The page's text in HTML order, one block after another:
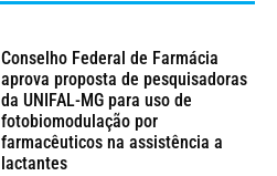
Conselho Federal de Farmácia
aprova proposta de pesquisadoras
da UNIFAL-MG para uso de
fotobiomodulação por
farmacêuticos na assistência a
lactantes